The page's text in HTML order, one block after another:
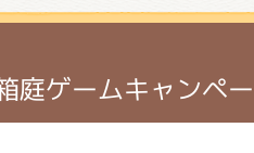
庭ゲームキャンペ
介